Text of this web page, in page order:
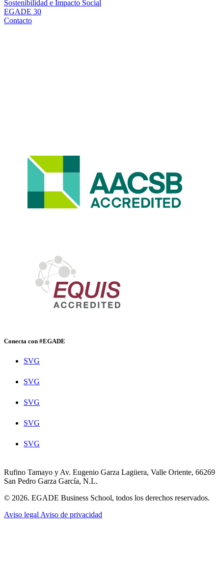
Sostenibilidad e Impacto Social
EGADE 30
Contacto
Conecta con #EGADE
SVG
SVG
SVG
SVG
SVG
Rufino Tamayo y Av. Eugenio Garza Lagüera, Valle Oriente, 66269
San Pedro Garza García, N.L.
© 2026. EGADE Business School, todos los derechos reservados.
Aviso legal Aviso de privacidad